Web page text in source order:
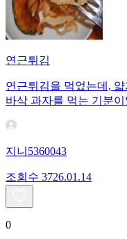
연근튀김
연근튀김을 먹었는데,
바삭 과자를 먹는 기분
지니5360043
조회수 3726.01.14
0